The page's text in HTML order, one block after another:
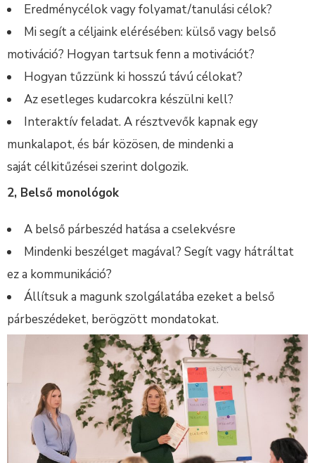
Eredménycélok vagy folyamat/tanulási célok?
Mi segít a céljaink elérésében: külső vagy belső
motiváció? Hogyan tartsuk fenn a motivációt?
Hogyan tűzzünk ki hosszú távú célokat?
Az esetleges kudarcokra készülni kell?
Interaktív feladat. A résztvevők kapnak egy
munkalapot, és bár közösen, de mindenki a
saját célkitűzései szerint dolgozik.
2, Belső monológok
A belső párbeszéd hatása a cselekvésre
Mindenki beszélget magával? Segít vagy hátráltat
ez a kommunikáció?
Állítsuk a magunk szolgálatába ezeket a belső
párbeszédeket, berögzött mondatokat.